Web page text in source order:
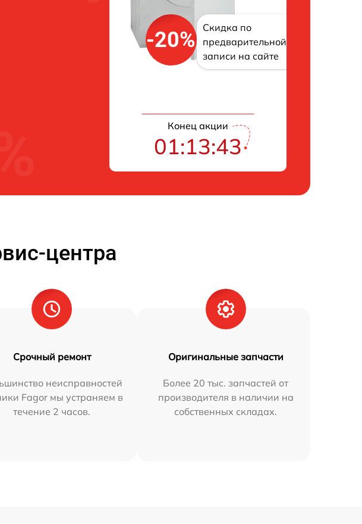
-20%
Скидка по
предварительной
записи на сайте
Конец акции
01:13:42
центра
Срочный ремонт
неисправностей
Fagor мы устраняем в
течение 2 часов.
Оригинальные запчасти
Более 20 тыс. запчастей от
производителя в наличии на
собственных складах.